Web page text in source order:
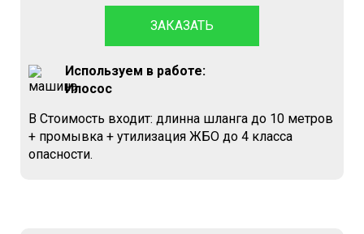
ЗАКАЗАТЬ
Используем в работе:
Илосос
В Стоимость входит: длинна шланга до 10 метров
+ промывка + утилизация ЖБО до 4 класса
опасности.